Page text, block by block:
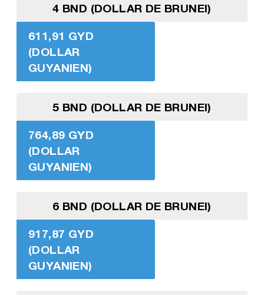
4 BND (DOLLAR DE BRUNEI)
611,91 GYD
(DOLLAR
GUYANIEN)
5 BND (DOLLAR DE BRUNEI)
764,89 GYD
(DOLLAR
GUYANIEN)
6 BND (DOLLAR DE BRUNEI)
917,87 GYD
(DOLLAR
GUYANIEN)